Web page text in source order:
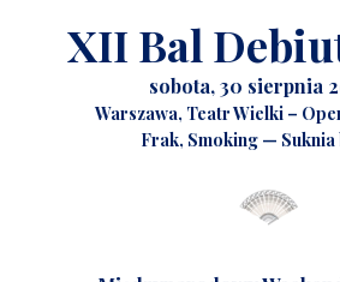
XII Bal
sobota, 30 sierpnia
Warszawa, Teatr Wielki –
Frak, Smoking — Suknia